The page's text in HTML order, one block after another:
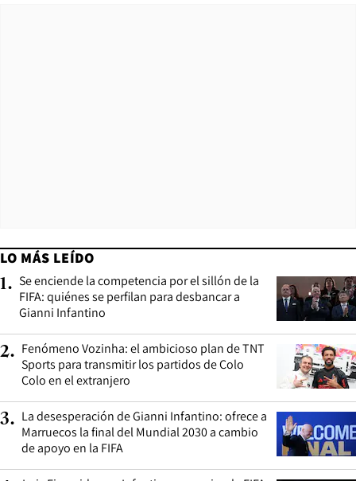
LO MÁS LEÍDO
1. Se enciende la competencia por el sillón de la
FIFA: quiénes se perfilan para desbancar a
Gianni Infantino
2. Fenómeno Vozinha: el ambicioso plan de TNT
Sports para transmitir los partidos de Colo
Colo en el extranjero
3. La desesperación de Gianni Infantino: ofrece a
Marruecos la final del Mundial 2030 a cambio
de apoyo en la FIFA